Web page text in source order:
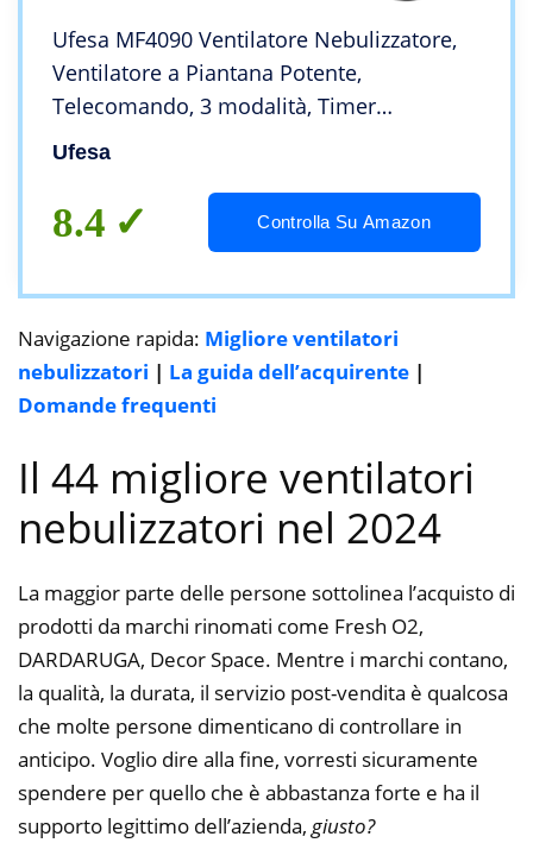
Ufesa MF4090 Ventilatore Nebulizzatore,
Ventilatore a Piantana Potente,
Telecomando, 3 modalità, Timer
Programmabile, Spegnimento Automatico,
Ufesa
8.4 Controlla Su Amazon
Navigazione rapida: Migliore ventilatori
nebulizzatori | La guida dell’acquirente |
Domande frequenti
Il 44 migliore ventilatori
nebulizzatori nel 2024
La maggior parte delle persone sottolinea l’acquisto di
prodotti da marchi rinomati come Fresh O2,
DARDARUGA, Decor Space. Mentre i marchi contano,
la qualità, la durata, il servizio post-vendita è qualcosa
che molte persone dimenticano di controllare in
anticipo. Voglio dire alla fine, vorresti sicuramente
spendere per quello che è abbastanza forte e ha il
supporto legittimo dell’azienda, giusto?